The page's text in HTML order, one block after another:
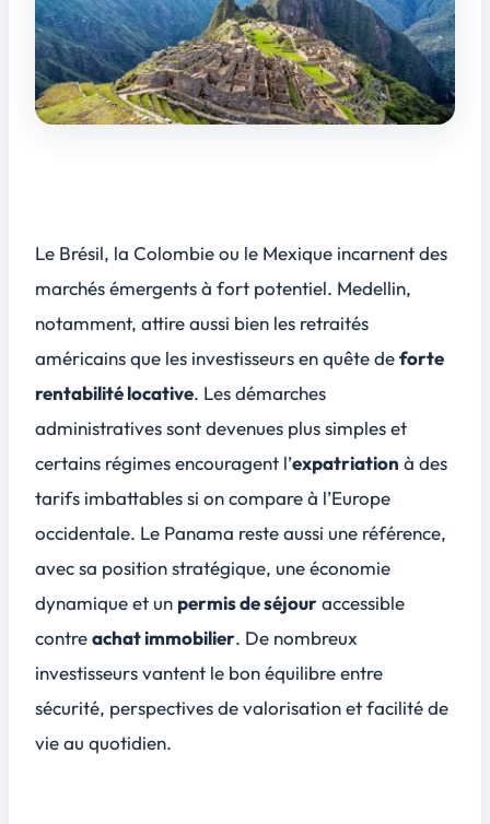
Le Brésil, la Colombie ou le Mexique incarnent des
marchés émergents à fort potentiel. Medellin,
notamment, attire aussi bien les retraités
américains que les investisseurs en quête deforte
rentabilité locative. Les démarches
administratives sont devenues plus simples et
certains régimes encouragent l’expatriation à des
tarifs imbattables si on compare à l’Europe
occidentale. Le Panama reste aussi une référence,
avec sa position stratégique, une économie
dynamique et un permis de séjouraccessible
contreachat immobilier. De nombreux
investisseurs vantent le bon équilibre entre
sécurité, perspectives de valorisation et facilité de
vie au quotidien.